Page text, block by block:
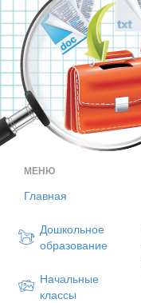
МЕНЮ
Главная
Дошкольное
образование
Начальные
классы